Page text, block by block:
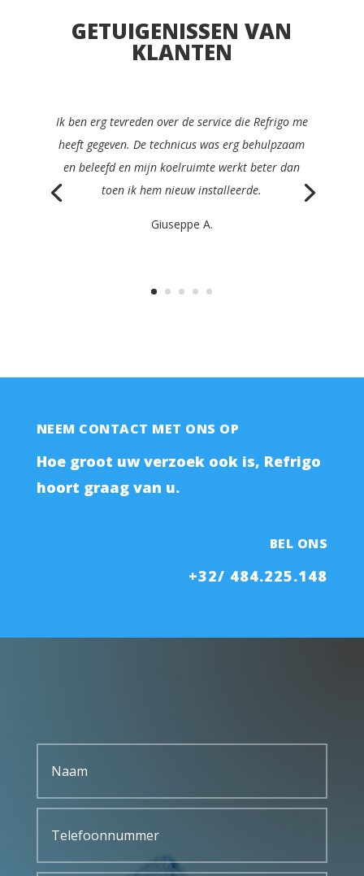
GETUIGENISSEN VAN
KLANTEN
Ik zou Refrigo met plezier aanbevelen aan elke
manager in de cateringsector. Ze waren snel,
duidelijk, efficiënt en erg vriendelijk en
repareerden mijn machine nog dezelfde dag.
Philippe K.
NEEM CONTACT MET ONS OP
Hoe groot uw verzoek ook is, Refrigo
hoort graag van u.
BEL ONS
+32/ 484.225.148